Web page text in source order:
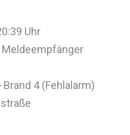
Uhr
Meldeempfänger
4 (Fehlalarm)